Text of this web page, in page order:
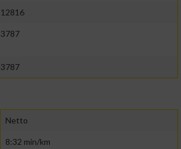
12816
3787
3787
Netto
8:32 min/km